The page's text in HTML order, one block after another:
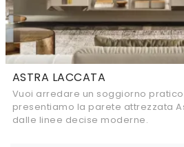
ASTRA LACCATA
Vuoi arredare un soggiorno
presentiamo la parete attrezzata
dalle linee decise moderne.